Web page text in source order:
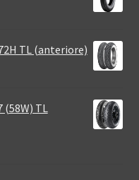
TL (anteriore)
(58W) TL